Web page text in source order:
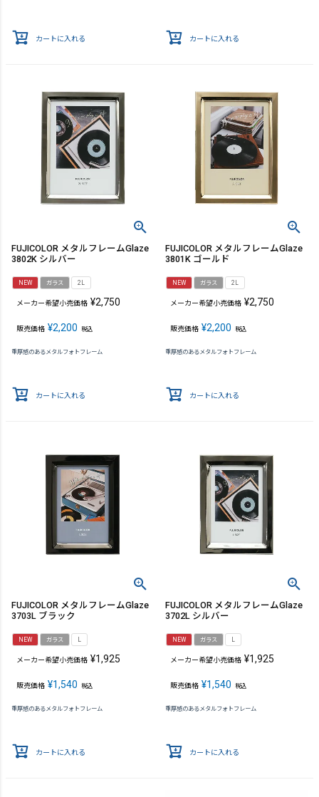
カートに入れる カートに入れる
FUJICOLOR メタルフレームGlaze
3802K シルバー
NEW ガラス 2L
メーカー希望小売価格 ¥2,750
販売価格 ¥2,200 税込
重厚感のあるメタルフォトフレーム
カートに入れる
FUJICOLOR メタルフレームGlaze
3801K ゴールド
NEW ガラス 2L
メーカー希望小売価格 ¥2,750
販売価格 ¥2,200 税込
重厚感のあるメタルフォトフレーム
カートに入れる
FUJICOLOR メタルフレームGlaze
3703L ブラック
NEW ガラス L
メーカー希望小売価格 ¥1,925
販売価格 ¥1,540 税込
重厚感のあるメタルフォトフレーム
カートに入れる
FUJICOLOR メタルフレームGlaze
3702L シルバー
NEW ガラス L
メーカー希望小売価格 ¥1,925
販売価格 ¥1,540 税込
重厚感のあるメタルフォトフレーム
カートに入れる